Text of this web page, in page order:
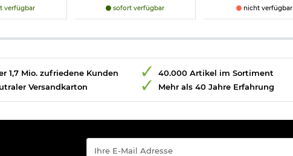
verfügbar sofort verfügbar nicht verfügbar
1,7 Mio. zufriedene Kunden
Versandkarton
40.000 Artikel im Sortiment
Mehr als 40 Jahre Erfahrung